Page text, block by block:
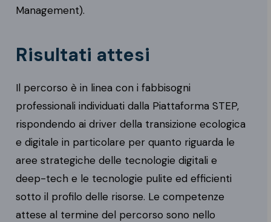
Management).
Risultati attesi
Il percorso è in linea con i fabbisogni
professionali individuati dalla Piattaforma STEP,
rispondendo ai driver della transizione ecologica
e digitale in particolare per quanto riguarda le
aree strategiche delle tecnologie digitali e
deep-tech e le tecnologie pulite ed efficienti
sotto il profilo delle risorse. Le competenze
attese al termine del percorso sono nello